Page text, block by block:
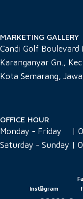
MARKETING GALLERY
Candi Golf Boulevard
Karanganyar Gn.,
Kota Semarang,
OFFICE HOUR
Monday - Friday
|
Saturday - Sunday |
Instagram
f